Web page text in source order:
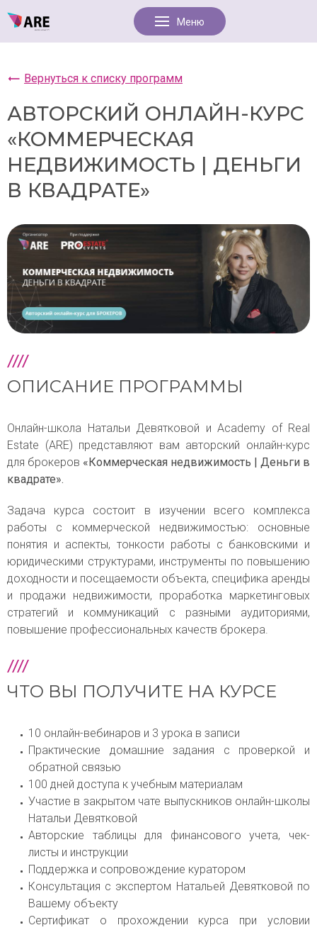
Вернуться к списку программ
АВТОРСКИЙ ОНЛАЙН-КУРС
«КОММЕРЧЕСКАЯ
НЕДВИЖИМОСТЬ | ДЕНЬГИ
В КВАДРАТЕ»
ОПИСАНИЕ ПРОГРАММЫ
Онлайн-школа Натальи Девятковой и Academy of Real
Estate (ARE) представляют вам авторский онлайн-курс
для брокеров «Коммерческая недвижимость | Деньги в
квадрате».
Задача курса состоит в изучении всего комплекса
работы с коммерческой недвижимостью: основные
понятия и аспекты, тонкости работы с банковскими и
юридическими структурами, инструменты по повышению
доходности и посещаемости объекта, специфика аренды
и продажи недвижимости, проработка маркетинговых
стратегий и коммуникаций с разными аудиториями,
повышение профессиональных качеств брокера.
ЧТО ВЫ ПОЛУЧИТЕ НА КУРСЕ
10 онлайн-вебинаров и 3 урока в записи
Практические домашние задания с проверкой и
обратной связью
100 дней доступа к учебным материалам
Участие в закрытом чате выпускников онлайн-школы
Натальи Девятковой
Авторские таблицы для финансового учета, чек-
листы и инструкции
Поддержка и сопровождение куратором
Консультация с экспертом Натальей Девятковой по
Вашему объекту
Сертификат о прохождении курса при условии